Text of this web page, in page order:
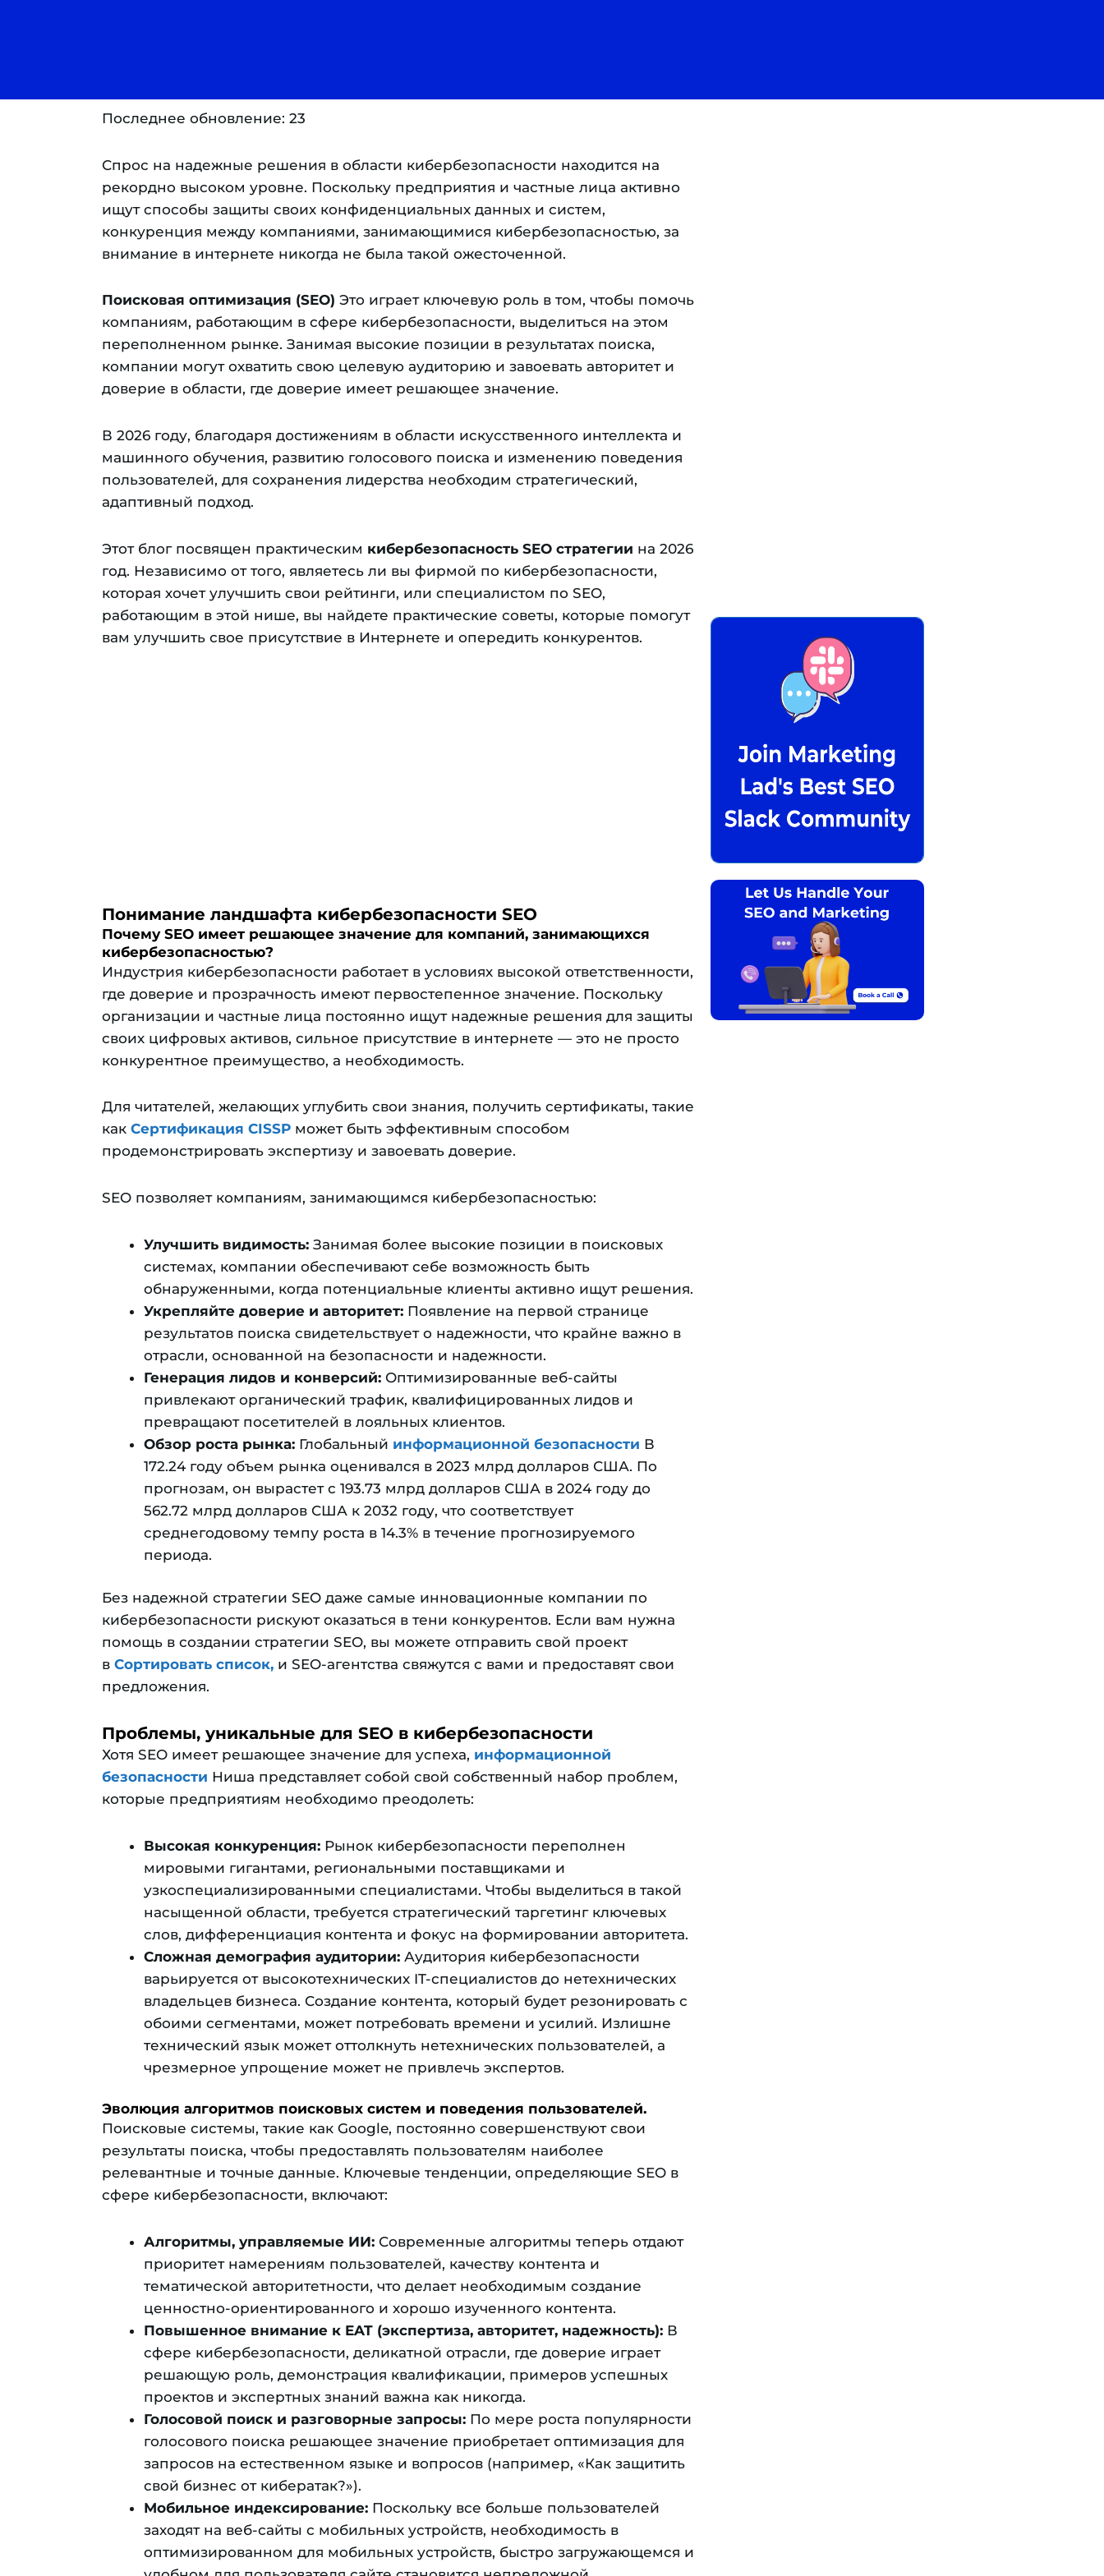
Последнее обновление: 23
Спрос на надежные решения в области кибербезопасности находится на
рекордно высоком уровне. Поскольку предприятия и частные лица активно
ищут способы защиты своих конфиденциальных данных и систем,
конкуренция между компаниями, занимающимися кибербезопасностью, за
внимание в интернете никогда не была такой ожесточенной.
Поисковая оптимизация (SEO) Это играет ключевую роль в том, чтобы помочь
компаниям, работающим в сфере кибербезопасности, выделиться на этом
переполненном рынке. Занимая высокие позиции в результатах поиска,
компании могут охватить свою целевую аудиторию и завоевать авторитет и
доверие в области, где доверие имеет решающее значение.
В 2026 году, благодаря достижениям в области искусственного интеллекта и
машинного обучения, развитию голосового поиска и изменению поведения
пользователей, для сохранения лидерства необходим стратегический,
адаптивный подход.
Этот блог посвящен практическим кибербезопасность SEO стратегии на 2026
год. Независимо от того, являетесь ли вы фирмой по кибербезопасности,
которая хочет улучшить свои рейтинги, или специалистом по SEO,
работающим в этой нише, вы найдете практические советы, которые помогут
вам улучшить свое присутствие в Интернете и опередить конкурентов.
Понимание ландшафта кибербезопасности SEO
Почему SEO имеет решающее значение для компаний, занимающихся
кибербезопасностью?
Индустрия кибербезопасности работает в условиях высокой ответственности,
где доверие и прозрачность имеют первостепенное значение. Поскольку
организации и частные лица постоянно ищут надежные решения для защиты
своих цифровых активов, сильное присутствие в интернете — это не просто
конкурентное преимущество, а необходимость.
Для читателей, желающих углубить свои знания, получить сертификаты, такие
как Сертификация CISSP может быть эффективным способом
продемонстрировать экспертизу и завоевать доверие.
SEO позволяет компаниям, занимающимся кибербезопасностью:
Улучшить видимость: Занимая более высокие позиции в поисковых
системах, компании обеспечивают себе возможность быть
обнаруженными, когда потенциальные клиенты активно ищут решения.
Укрепляйте доверие и авторитет: Появление на первой странице
результатов поиска свидетельствует о надежности, что крайне важно в
отрасли, основанной на безопасности и надежности.
Генерация лидов и конверсий: Оптимизированные веб-сайты
привлекают органический трафик, квалифицированных лидов и
превращают посетителей в лояльных клиентов.
Обзор роста рынка: Глобальный информационной безопасности В
172.24 году объем рынка оценивался в 2023 млрд долларов США. По
прогнозам, он вырастет с 193.73 млрд долларов США в 2024 году до
562.72 млрд долларов США к 2032 году, что соответствует
среднегодовому темпу роста в 14.3% в течение прогнозируемого
периода.
Без надежной стратегии SEO даже самые инновационные компании по
кибербезопасности рискуют оказаться в тени конкурентов. Если вам нужна
помощь в создании стратегии SEO, вы можете отправить свой проект
в Сортировать список, и SEO-агентства свяжутся с вами и предоставят свои
предложения.
Проблемы, уникальные для SEO в кибербезопасности
Хотя SEO имеет решающее значение для успеха, информационной
безопасности Ниша представляет собой свой собственный набор проблем,
которые предприятиям необходимо преодолеть:
Высокая конкуренция: Рынок кибербезопасности переполнен
мировыми гигантами, региональными поставщиками и
узкоспециализированными специалистами. Чтобы выделиться в такой
насыщенной области, требуется стратегический таргетинг ключевых
слов, дифференциация контента и фокус на формировании авторитета.
Сложная демография аудитории: Аудитория кибербезопасности
варьируется от высокотехнических IT-специалистов до нетехнических
владельцев бизнеса. Создание контента, который будет резонировать с
обоими сегментами, может потребовать времени и усилий. Излишне
технический язык может оттолкнуть нетехнических пользователей, а
чрезмерное упрощение может не привлечь экспертов.
Эволюция алгоритмов поисковых систем и поведения пользователей.
Поисковые системы, такие как Google, постоянно совершенствуют свои
результаты поиска, чтобы предоставлять пользователям наиболее
релевантные и точные данные. Ключевые тенденции, определяющие SEO в
сфере кибербезопасности, включают:
Алгоритмы, управляемые ИИ: Современные алгоритмы теперь отдают
приоритет намерениям пользователей, качеству контента и
тематической авторитетности, что делает необходимым создание
ценностно-ориентированного и хорошо изученного контента.
Повышенное внимание к EAT (экспертиза, авторитет, надежность): В
сфере кибербезопасности, деликатной отрасли, где доверие играет
решающую роль, демонстрация квалификации, примеров успешных
проектов и экспертных знаний важна как никогда.
Голосовой поиск и разговорные запросы: По мере роста популярности
голосового поиска решающее значение приобретает оптимизация для
запросов на естественном языке и вопросов (например, «Как защитить
свой бизнес от кибератак?»).
Мобильное индексирование: Поскольку все больше пользователей
заходят на веб-сайты с мобильных устройств, необходимость в
оптимизированном для мобильных устройств, быстро загружающемся и